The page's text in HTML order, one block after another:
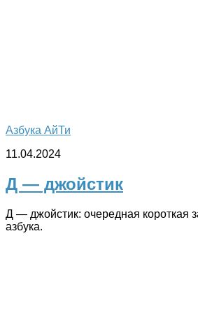
Азбука АйТи
11.04.2024
Д — джойстик
Д — джойстик: очередная короткая
азбука.